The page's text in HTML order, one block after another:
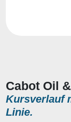
Cabot Oil
Kursverlauf
Linie.